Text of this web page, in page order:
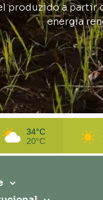
produzido a partir
energia
34°C
20°C